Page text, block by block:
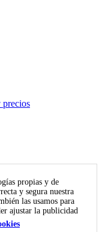
precios
propias y de
y segura nuestra
las usamos para
ajustar la publicidad